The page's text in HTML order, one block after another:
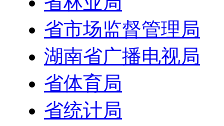
省市场监督管理局
湖南省广播电视局
省体育局
省统计局